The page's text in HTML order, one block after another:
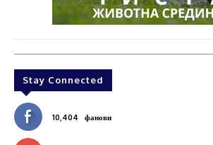
Stay Connected
10,404 фанови